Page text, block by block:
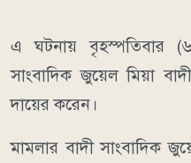
এ ঘটনায় বৃহস্পতিবার
সাংবাদিক জুয়েল মিয়া
দায়ের করেন।
মামলার বাদী সাংবাদিক